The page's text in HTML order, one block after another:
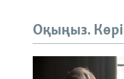
Оқыңыз.